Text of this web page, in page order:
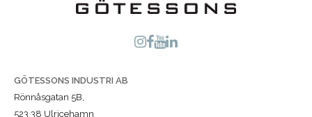
GÖTESSONS INDUSTRI AB
Rönnåsgatan 5B,
523 38 Ulricehamn